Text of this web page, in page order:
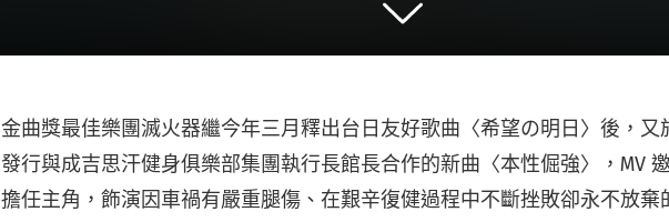
金曲獎最佳樂團滅火器繼今年三月釋出台日友好歌曲〈希望の明日〉後，又
發行與成吉思汗健身俱樂部集團執行長館長合作的新曲〈本性倔強〉，MV
擔任主角，飾演因車禍有嚴重腿傷、在艱辛復健過程中不斷挫敗卻永不放棄